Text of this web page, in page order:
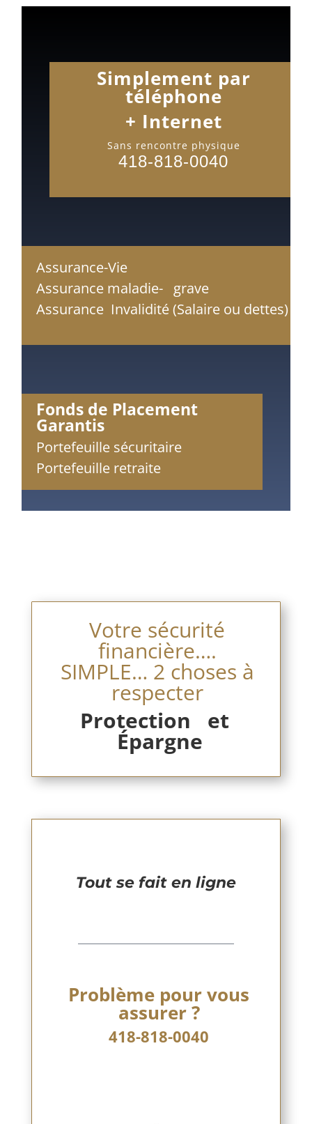
Simplement par
téléphone
+ Internet
Sans rencontre physique
418-818-0040
Assurance-Vie
Assurance maladie- grave
Assurance Invalidité (Salaire ou dettes)
Fonds de Placement
Garantis
Portefeuille sécuritaire
Portefeuille retraite
Votre sécurité
financière….
SIMPLE… 2 choses à
respecter
Protection et
Épargne
Tout se fait en ligne
Problème pour vous
assurer ?
418-818-0040